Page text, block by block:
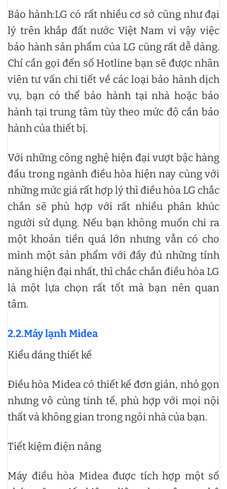
Bảo hành:LG có rất nhiều cơ sở cũng như đại
lý trên khắp đất nước Việt Nam vì vậy việc
bảo hành sản phẩm của LG cũng rất dễ dàng.
Chỉ cần gọi đến số Hotline bạn sẽ được nhân
viên tư vấn chi tiết về các loại bảo hành dịch
vụ, bạn có thể bảo hành tại nhà hoặc bảo
hành tại trung tâm tùy theo mức độ cần bảo
hành của thiết bị.
Với những công nghệ hiện đại vượt bậc hàng
đầu trong ngành điều hòa hiện nay cùng với
những mức giá rất hợp lý thì điều hòa LG chắc
chắn sẽ phù hợp với rất nhiều phân khúc
người sử dụng. Nếu bạn không muốn chi ra
một khoản tiền quá lớn nhưng vẫn có cho
mình một sản phẩm với đầy đủ những tính
năng hiện đại nhất, thì chắc chắn điều hòa LG
là một lựa chọn rất tốt mà bạn nên quan
tâm.
2.2.Máy lạnh Midea
Kiểu dáng thiết kế
Điều hòa Midea có thiết kế đơn giản, nhỏ gọn
nhưng vô cùng tinh tế, phù hợp với mọi nội
thất và không gian trong ngôi nhà của bạn.
Tiết kiệm điện năng
Máy điều hòa Midea được tích hợp một số